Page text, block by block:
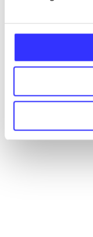
Alle registrerede
...
...
...